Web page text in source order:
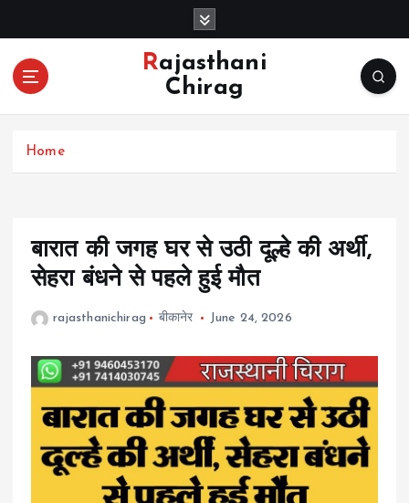
o
Rajasthani
Chirag
Home
बारात की जगह घर से उठी दूल्हे की अर्थी,
सेहरा बंधने से पहले हुई मौत
rajasthanichirag बीकानेर June 24, 2026